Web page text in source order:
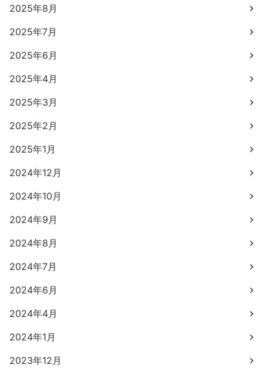
2025年8月
2025年7月
2025年6月
2025年4月
2025年3月
2025年2月
2025年1月
2024年12月
2024年10月
2024年9月
2024年8月
2024年7月
2024年6月
2024年4月
2024年1月
2023年12月